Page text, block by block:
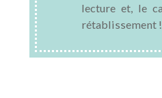
lecture et, le
rétablissement !